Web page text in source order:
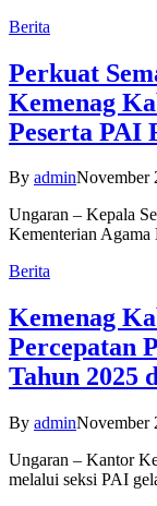
Berita
Perkuat
Kemenag
Peserta PAI
By adminNovember
Ungaran – Kepala
Kementerian
Berita
Kemenag
Percepatan
Tahun 2025
By adminNovember
Ungaran – Kantor
melalui seksi PAI